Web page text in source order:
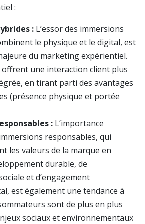
:
: L’essor des immersions
le physique et le digital, est
du marketing expérientiel.
une interaction client plus
en tirant parti des avantages
(présence physique et portée
: L’importance
responsables, qui
les valeurs de la marque en
durable, de
et d’engagement
est également une tendance à
sont de plus en plus
sociaux et environnementaux